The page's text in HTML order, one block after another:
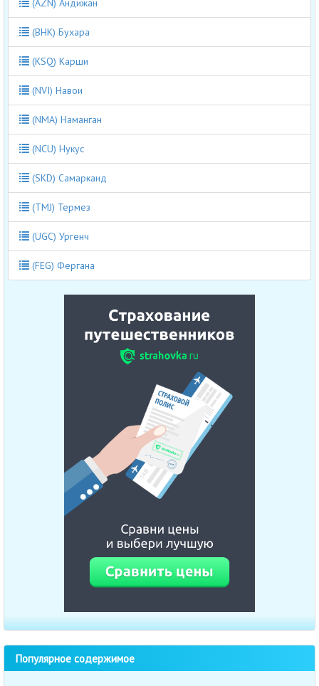
(AZN) Андижан
(BHK) Бухара
(KSQ) Карши
(NVI) Навои
(NMA) Наманган
(NCU) Нукус
(SKD) Самарканд
(TMJ) Термез
(UGC) Ургенч
(FEG) Фергана
Популярное содержимое